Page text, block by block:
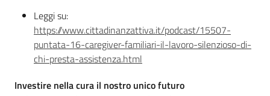
Leggi su:
https://www.cittadinanzattiva.it/podcast/15507-
puntata-16-caregiver-familiari-il-lavoro-silenzioso-di-
chi-presta-assistenza.html
Investire nella cura il nostro unico futuro